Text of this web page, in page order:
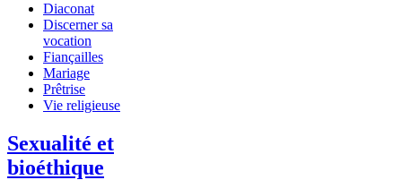
Diaconat
Discerner sa
vocation
Fiançailles
Mariage
Prêtrise
Vie religieuse
Sexualité et
bioéthique